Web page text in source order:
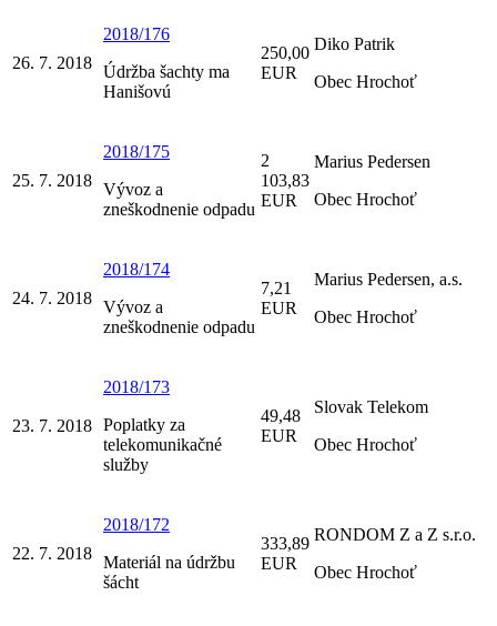
26. 7. 2018
2018/176
Údržba šachty ma
Hanišovú
250,00
EUR
Diko Patrik
Obec Hrochoť
25. 7. 2018
2018/175
Vývoz a
zneškodnenie odpadu
2
103,83
EUR
Marius Pedersen
Obec Hrochoť
24. 7. 2018
2018/174
Vývoz a
zneškodnenie odpadu
7,21
EUR
Marius Pedersen, a.s.
Obec Hrochoť
23. 7. 2018
2018/173
Poplatky za
telekomunikačné
služby
49,48
EUR
Slovak Telekom
Obec Hrochoť
22. 7. 2018
2018/172
Materiál na údržbu
šácht
333,89
EUR
RONDOM Z a Z s.r.o.
Obec Hrochoť